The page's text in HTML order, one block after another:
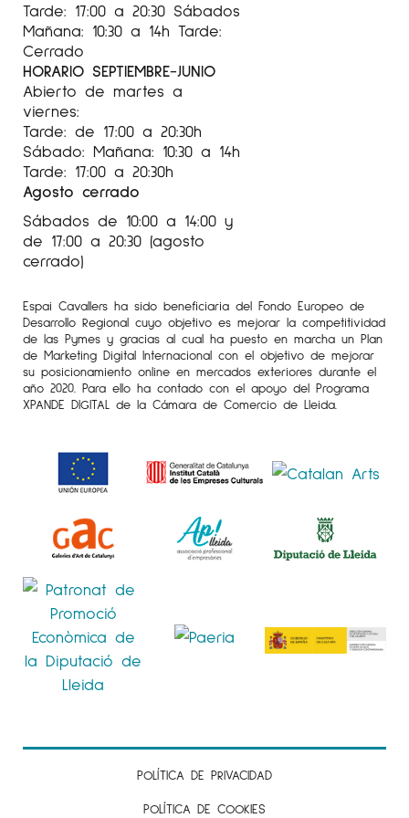
través de estas nuevas estampas, cuestionan
el mundo, reformulan estereotipos y
empoderan colectivos, proponiendo otras
realidades en piezas revolucionadas, cargadas
de códigos críticos, contenido político,
atracción, seducción, color, mucho brilli brilli y
controversia
social.
Piezas actualizadas desde la resignificación de
nuestro patrimonio cultural, donde la
innovación y lo clásico se fusionan para dar
lugar a un nuevo icono. Madre de la
porcelana y apasionada de la iconografía
religiosa, Marina Salazar le hace el amor a
cada pieza, reivindicando la magia en los
objetos
cotidianos.
Para más información del artista Marina
Salazar en
Espai Cavallers Gallery
Tarde: 17:00 a 20:30 Sábados
Mañana: 10:30 a 14h Tarde:
Cerrado
HORARIO SEPTIEMBRE-JUNIO
Abierto de martes a
viernes:
Tarde: de 17:00 a 20:30h
Sábado: Mañana: 10:30 a 14h
Tarde: 17:00 a 20:30h
Agosto cerrado
Sábados de 10:00 a 14:00 y
de 17:00 a 20:30 (agosto
cerrado)
Espai Cavallers ha sido beneficiaria del Fondo Europeo de
Desarrollo Regional cuyo objetivo es mejorar la competitividad
de las Pymes y gracias al cual ha puesto en marcha un Plan
de Marketing Digital Internacional con el objetivo de mejorar
su posicionamiento online en mercados exteriores durante el
año 2020. Para ello ha contado con el apoyo del Programa
XPANDE DIGITAL de la Cámara de Comercio de Lleida.
POLÍTICA DE PRIVACIDAD
POLÍTICA DE COOKIES